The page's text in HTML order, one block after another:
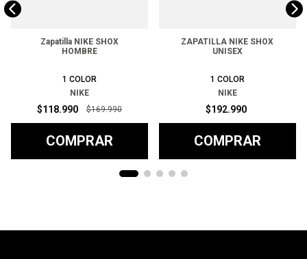
Zapatilla NIKE SHOX
HOMBRE
1 COLOR
NIKE
$118.990 $169.990
COMPRAR
ZAPATILLA NIKE SHOX
UNISEX
1 COLOR
NIKE
$192.990
COMPRAR